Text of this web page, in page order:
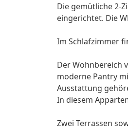
Die gemütliche 2-
eingerichtet. Die
Im Schlafzimmer
Der Wohnbereich
moderne Pantry
Ausstattung
In diesem
Zwei Terrassen